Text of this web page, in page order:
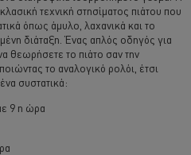
τεχνική στησίματος πιάτου που
όπως άμυλο, λαχανικά και το
διάταξη. Ένας απλός οδηγός για
θεωρήσετε το πιάτο σαν την
το αναλογικό ρολόι, έτσι
συστατικά:
9 η ώρα